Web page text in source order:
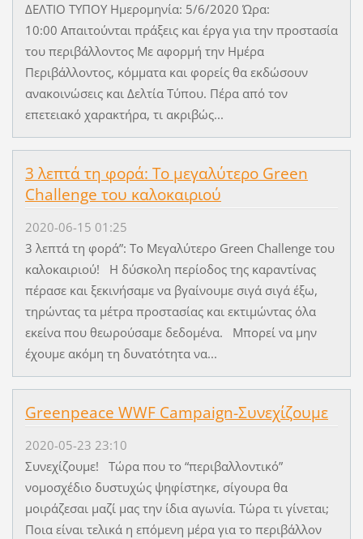
ΔΕΛΤΙΟ ΤΥΠΟΥ Ημερομηνία: 5/6/2020 Ώρα:
10:00 Απαιτούνται πράξεις και έργα για την προστασία
του περιβάλλοντος Με αφορμή την Ημέρα
Περιβάλλοντος, κόμματα και φορείς θα εκδώσουν
ανακοινώσεις και Δελτία Τύπου. Πέρα από τον
επετειακό χαρακτήρα, τι ακριβώς...
3 λεπτά τη φορά: Το μεγαλύτερο Green
Challenge του καλοκαιριού
2020-06-15 01:25
3 λεπτά τη φορά”: Το Μεγαλύτερο Green Challenge του
καλοκαιριού! Η δύσκολη περίοδος της καραντίνας
πέρασε και ξεκινήσαμε να βγαίνουμε σιγά σιγά έξω,
τηρώντας τα μέτρα προστασίας και εκτιμώντας όλα
εκείνα που θεωρούσαμε δεδομένα. Μπορεί να μην
έχουμε ακόμη τη δυνατότητα να...
Greenpeace WWF Campaign-Συνεχίζουμε
2020-05-23 23:10
Συνεχίζουμε! Τώρα που το “περιβαλλοντικό”
νομοσχέδιο δυστυχώς ψηφίστηκε, σίγουρα θα
μοιράζεσαι μαζί μας την ίδια αγωνία. Τώρα τι γίνεται;
Ποια είναι τελικά η επόμενη μέρα για το περιβάλλον